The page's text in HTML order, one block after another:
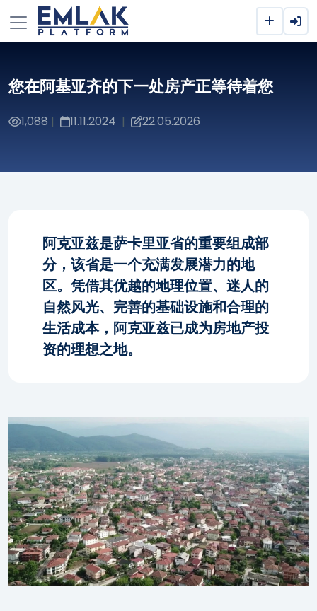
您在阿基亚齐的下一处房产正等待着您
1,088 | 11.11.2024 | 22.05.2026
阿克亚兹是萨卡里亚省的重要组成部
分，该省是一个充满发展潜力的地
区。凭借其优越的地理位置、迷人的
自然风光、完善的基础设施和合理的
生活成本，阿克亚兹已成为房地产投
资的理想之地。